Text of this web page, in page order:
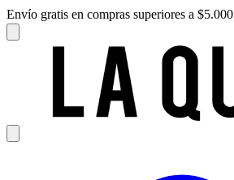
Envío gratis en compras superiores a $5.000